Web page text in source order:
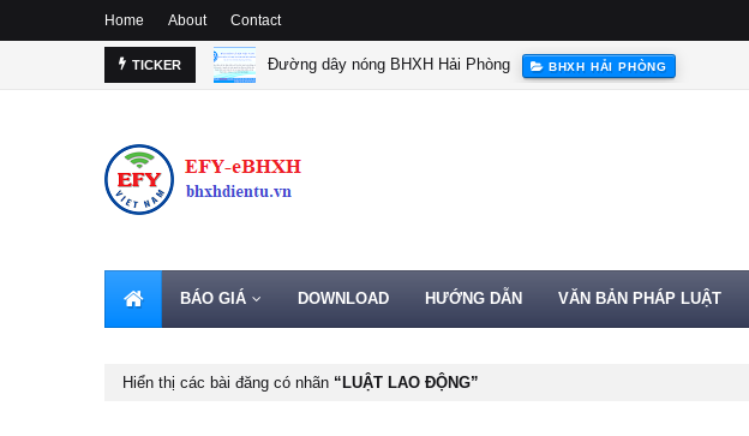
Home About Contact
TICKER Đường dây nóng BHXH Hải Phòng BHXH HẢI PHÒNG
BÁO GIÁ DOWNLOAD HƯỚNG DẪN VĂN BẢN PHÁP LUẬT
Hiển thị các bài đăng có nhãn LUẬT LAO ĐỘNG